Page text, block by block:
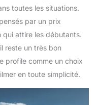
toutes les situations.
par un prix
qui attire les débutants.
reste un très bon
profile comme un choix
en toute simplicité.